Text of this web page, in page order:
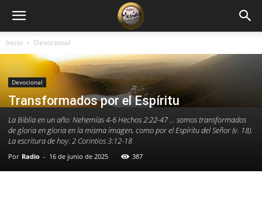
Inicio Devocional
Devocional
Transformados por el Espíritu
La Biblia en un año: Nehemías 4-6 Hechos 2:22-47 … somos transformados
de gloria en gloria en la misma imagen, como por el Espíritu del Señor (v. 18).
La escritura de hoy: 2 Corintios 3:12-18
Por Radio - 16 de junio de 2025 387